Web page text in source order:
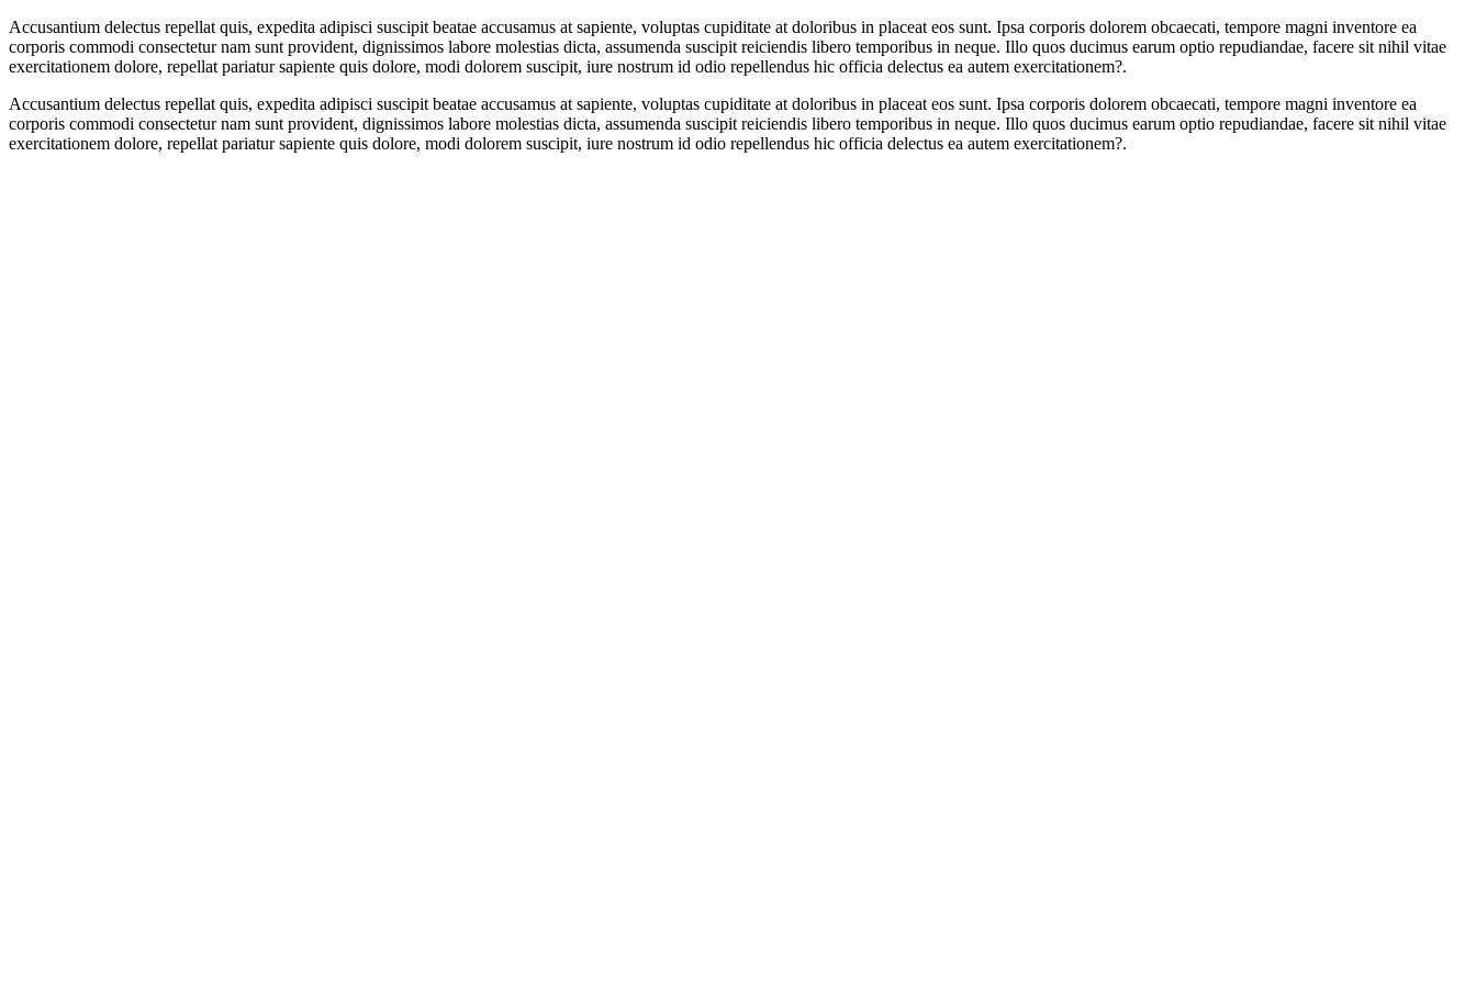
Accusantium delectus repellat quis, expedita adipisci suscipit beatae accusamus at sapiente, voluptas cupiditate at doloribus in placeat eos sunt. Ipsa corporis dolorem obcaecati, tempore magni inventore ea
corporis commodi consectetur nam sunt provident, dignissimos labore molestias dicta, assumenda suscipit reiciendis libero temporibus in neque. Illo quos ducimus earum optio repudiandae, facere sit nihil vitae
exercitationem dolore, repellat pariatur sapiente quis dolore, modi dolorem suscipit, iure nostrum id odio repellendus hic officia delectus ea autem exercitationem?.
Accusantium delectus repellat quis, expedita adipisci suscipit beatae accusamus at sapiente, voluptas cupiditate at doloribus in placeat eos sunt. Ipsa corporis dolorem obcaecati, tempore magni inventore ea
corporis commodi consectetur nam sunt provident, dignissimos labore molestias dicta, assumenda suscipit reiciendis libero temporibus in neque. Illo quos ducimus earum optio repudiandae, facere sit nihil vitae
exercitationem dolore, repellat pariatur sapiente quis dolore, modi dolorem suscipit, iure nostrum id odio repellendus hic officia delectus ea autem exercitationem?.